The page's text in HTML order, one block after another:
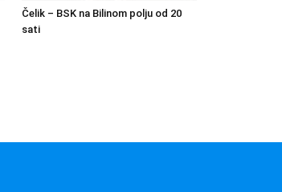
Čelik – BSK na Bilinom polju od 20
sati